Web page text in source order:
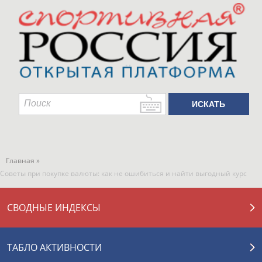
Главная »
Советы при покупке валюты: как не ошибиться и найти выгодный курс
СВОДНЫЕ ИНДЕКСЫ
ТАБЛО АКТИВНОСТИ